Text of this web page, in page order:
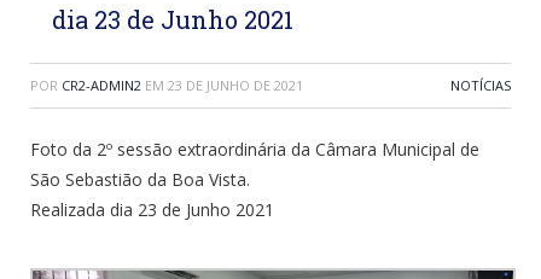
dia 23 de Junho 2021
POR CR2-ADMIN2 EM 23 DE JUNHO DE 2021 NOTÍCIAS
Foto da 2º sessão extraordinária da Câmara Municipal de
São Sebastião da Boa Vista.
Realizada dia 23 de Junho 2021